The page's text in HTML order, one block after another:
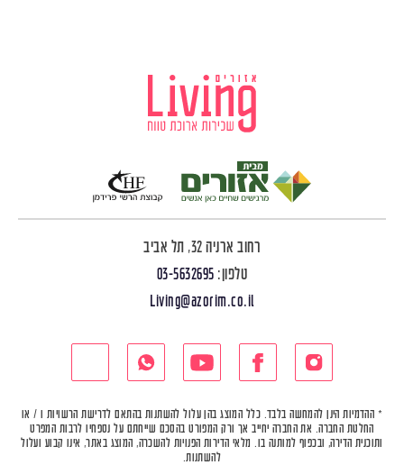
רחוב ארניה 32, תל אביב
טלפון: 03-5632695
Living@azorim.co.il
* ההדמיות הינן להמחשה בלבד. כלל המוצג בהן עלול להשתנות בהתאם לדרישת הרשויות ו / או
החלטת החברה. את החברה יחייב אך ורק המפורט בהסכם שייחתם על נספחיו לרבות המפרט
ותוכנית הדירה, ובכפוף למותנה בו. מלאי הדירות הפנויות להשכרה, המוצג באתר, אינו קבוע ועלול
להשתנות.